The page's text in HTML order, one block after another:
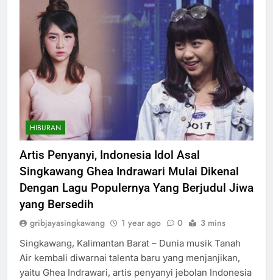
HIBURAN
Artis Penyanyi, Indonesia Idol Asal
Singkawang Ghea Indrawari Mulai Dikenal
Dengan Lagu Populernya Yang Berjudul Jiwa
yang Bersedih
gribjayasingkawang 1 year ago 0 3 mins
Singkawang, Kalimantan Barat – Dunia musik Tanah
Air kembali diwarnai talenta baru yang menjanjikan,
yaitu Ghea Indrawari, artis penyanyi jebolan Indonesia